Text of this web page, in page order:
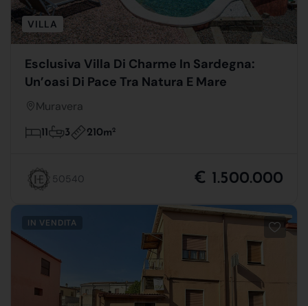
VILLA
Esclusiva Villa Di Charme In Sardegna:
Un’oasi Di Pace Tra Natura E Mare
Muravera
11 3 210m2
50540 € 1.500.000
IN VENDITA